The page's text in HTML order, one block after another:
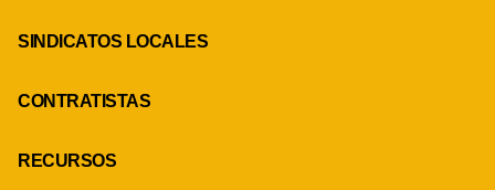
SINDICATOS LOCALES
CONTRATISTAS
RECURSOS